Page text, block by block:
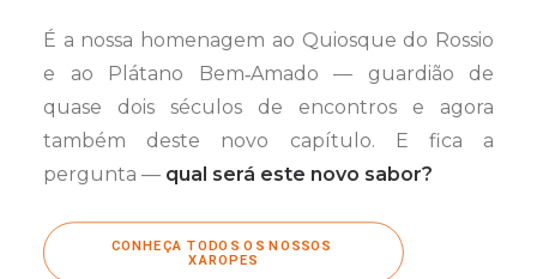
É a nossa homenagem ao Quiosque do Rossio
e ao Plátano Bem‑Amado — guardião de
quase dois séculos de encontros e agora
também deste novo capítulo. E fica a
pergunta — qual será este novo sabor?
CONHEÇA TODOS OS NOSSOS
XAROPES